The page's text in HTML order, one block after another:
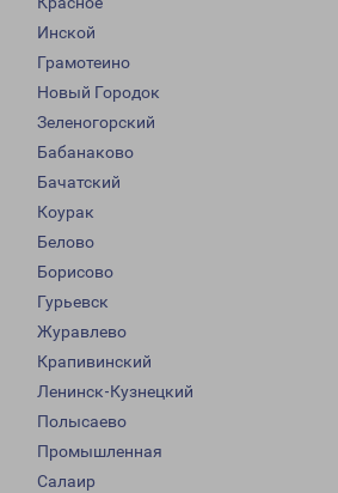
Инской
Грамотеино
Новый Городок
Зеленогорский
Бабанаково
Бачатский
Коурак
Белово
Борисово
Гурьевск
Журавлево
Крапивинский
Ленинск-Кузнецкий
Полысаево
Промышленная
Салаир